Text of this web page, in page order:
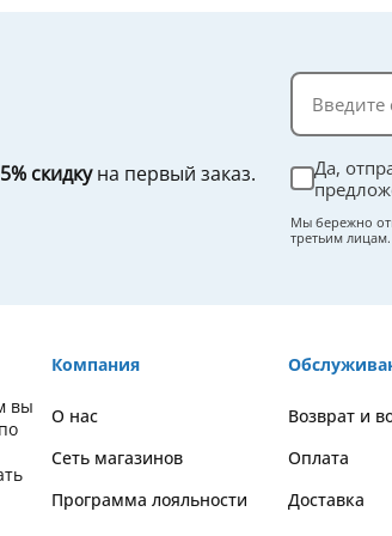
5% скидкуна первый заказ.
Да,
Мы бережно
третьим лицам.
вы
Компания
О нас
Сеть магазинов
Программа лояльности
Возврат и
Оплата
Доставка